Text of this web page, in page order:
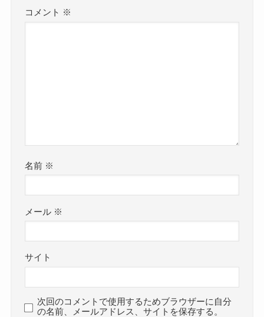
コメント ※
名前 ※
メール ※
サイト
次回のコメントで使用するためブラウザーに自分
の名前、メールアドレス、サイトを保存する。